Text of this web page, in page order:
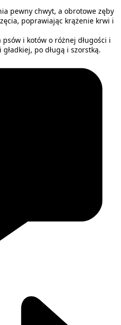
pewny chwyt, a obrotowe zęby
poprawiając krążenie krwi i
i kotów o różnej długości i
po długą i szorstką.